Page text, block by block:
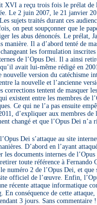
XVI a reçu trois fois le prélat de
Le 2 juin 2007, le 21 janvier
sujets traités durant ces
on peut soupçonner que le
les abus dénoncés. Le prélat,
manière. Il a d’abord tenté de
les formulation inscrites
de l’Opus Dei. Il a ainsi
avait lui-même rédigé en
nouvelle version du catéchisme
la nouvelle et l’ancienne
corrections tentent de masquer
existent entre les membres de
Ce qui ne l’a pas ensuite
d’expliquer aux membres de
changé et que l’Opus Dei n’a
Dei s’attaque au site
D’abord en l’ayant
documents internes de
toute référence à Fernando
numéro 2 de l’Opus Dei, et que
officiel de l’œuvre. Enfin,
récente attaque informatique
En conséquence de cette attaque,
3 jours. Sans commentaire !